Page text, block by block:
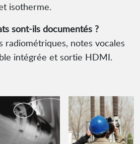
isotherme.
sont-ils documentés ?
radiométriques, notes vocales
intégrée et sortie HDMI.